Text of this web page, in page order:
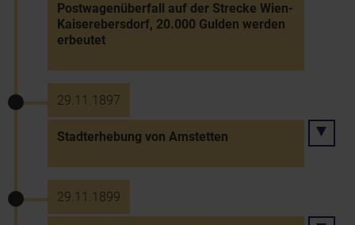
Postwagenüberfall auf der Strecke Wien-
Kaiserebersdorf, 20.000 Gulden werden
erbeutet
29.11.1897
Stadterhebung von Amstetten
29.11.1899